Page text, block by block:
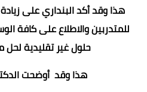
هذا وقد أكد البنداري على
للمتدربين والاطلاع على كافة
حلول غير تقليدية لحل
هذا وقد أوضحت